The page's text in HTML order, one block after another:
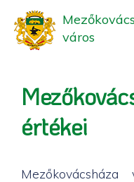
város
értékei